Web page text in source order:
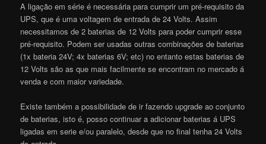
A ligação em série é necessária para cumprir um pré-requisito da
UPS, que é uma voltagem de entrada de 24 Volts. Assim
necessitamos de 2 baterias de 12 Volts para poder cumprir esse
pré-requisito. Podem ser usadas outras combinações de baterias
(1x bateria 24V; 4x baterias 6V; etc) no entanto estas baterias de
12 Volts são as que mais facilmente se encontram no mercado á
venda e com maior variedade.
Existe também a possibilidade de ir fazendo upgrade ao conjunto
de baterias, isto é, posso continuar a adicionar baterias á UPS
ligadas em serie e/ou paralelo, desde que no final tenha 24 Volts